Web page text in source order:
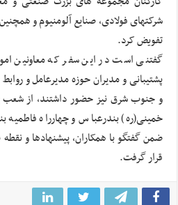
شرکتهای فولادی، صنایع آلومنیوم و
تفویض کرد.
گفتنی است در این سفر که معاونین
پشتیبانی و مدیران حوزه مدیرعامل و
و جنوب شرق نیز حضور داشتند، از شعب
خمینی(ره) بندرعباس و چهارراه فاطمیه
ضمن گفتگو با همکاران، پیشنهادها و
قرار گرفت.